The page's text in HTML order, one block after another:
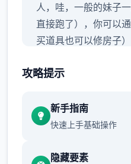
人，哇，一般的妹子
直接跑了），你可以
买道具也可以修房子
好感度，也不断接近
攻略提示
新手指南
快速上手基础操作
隐藏要素